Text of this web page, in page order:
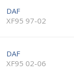
DAF
XF95 97-02
DAF
XF95 02-06